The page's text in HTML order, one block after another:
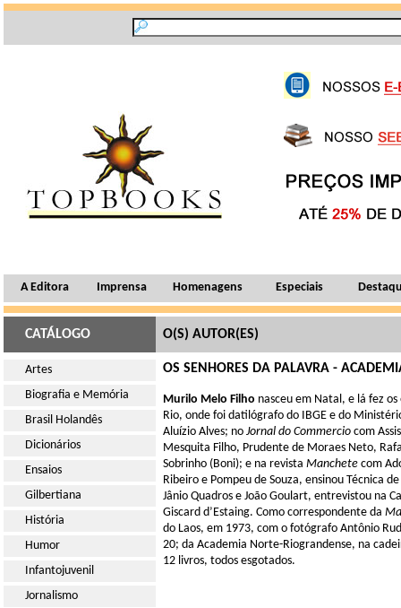
A Editora Imprensa Homenagens Especiais
CATÁLOGO O(S) AUTOR(ES)
Artes
Biografia e Memória
Brasil Holandês
Dicionários
Ensaios
Gilbertiana
História
Humor
Infantojuvenil
Jornalismo
OS SENHORES DA PALAVRA -
Murilo Melo Filho nasceu em Natal, e lá fez
Rio, onde foi datilógrafo do IBGE e do
Aluízio Alves; no Jornal do Commercio com
Mesquita Filho, Prudente de Moraes Neto,
Sobrinho (Boni); e na revista Manchete com
Ribeiro e Pompeu de Souza, ensinou Técnica
Jânio Quadros e João Goulart, entrevistou na
Giscard d’Estaing. Como correspondente da
do Laos, em 1973, com o fotógrafo Antônio
20; da Academia Norte-Riograndense, na
12 livros, todos esgotados.